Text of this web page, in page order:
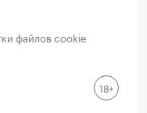
файлов cookie
18+